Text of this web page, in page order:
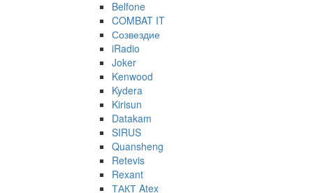
Belfone
COMBAT IT
Созвездие
iRadio
Joker
Kenwood
Kydera
Kirisun
Datakam
SIRUS
Quansheng
Retevis
Rexant
ТАКТ Atex